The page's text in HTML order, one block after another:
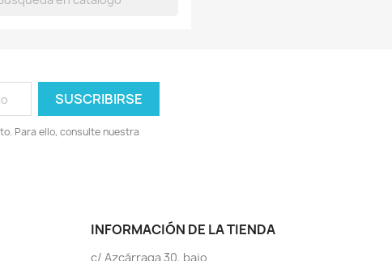
Para ello, consulte nuestra
INFORMACIÓN DE LA TIENDA
c/ Azcárraga 30, bajo